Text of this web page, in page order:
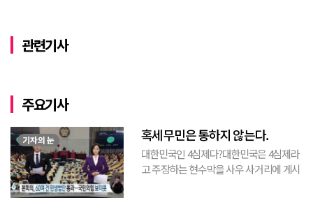
관련기사
주요기사
기자의 눈 혹세무민은 통하지 않는다.
대한민국인 4심제다?대한민국은 4심제라
고 주장하는 현수막을 사우 사거리에 게시